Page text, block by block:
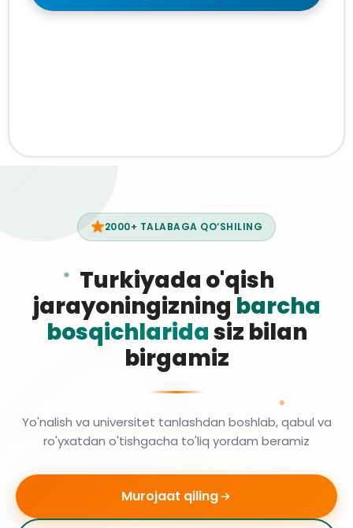
2000+ TALABAGA QO‘SHILING
Turkiyada o'qish
jarayoningizning barcha
bosqichlaridasiz bilan
birgamiz
Yo'nalish va universitet tanlashdan boshlab, qabul va
ro'yxatdan o'tishgacha to'liq yordam beramiz
Murojaat qiling